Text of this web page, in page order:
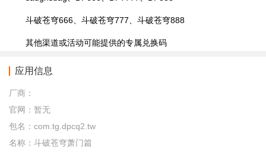
斗破苍穹666、斗破苍穹777、斗破苍穹888
其他渠道或活动可能提供的专属兑换码
应用信息
厂商：
官网： 暂无
包名： com.tg.dpcq2.tw
名称： 斗破苍穹萧门篇